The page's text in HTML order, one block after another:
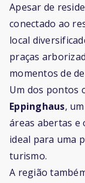
Apesar de
conectado ao
local
praças
momentos de
Um dos pontos
Eppinghaus,
áreas abertas e
ideal para uma
turismo.
A região